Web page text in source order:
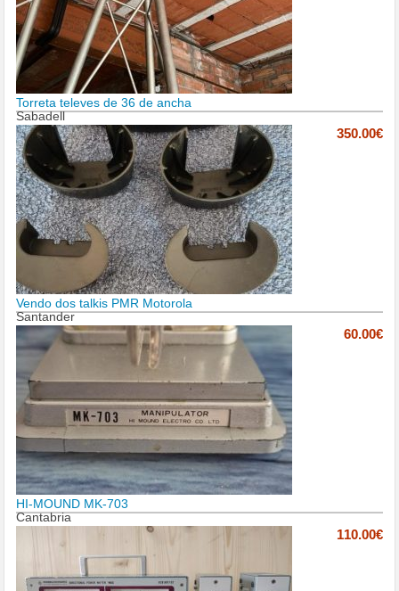
Torreta televes de 36 de ancha
Sabadell
350.00€
Vendo dos talkis PMR Motorola
Santander
60.00€
HI-MOUND MK-703
Cantabria
110.00€